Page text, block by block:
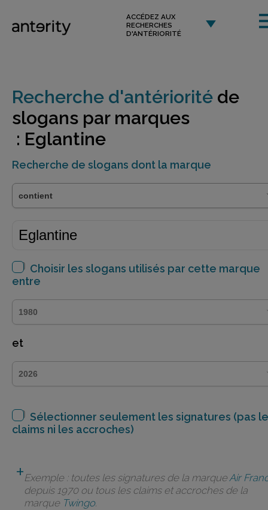
ACCÉDEZ AUX
RECHERCHES
D'ANTÉRIORITÉ
Recherche d'antériorité de
slogans par marques
: Eglantine
Recherche de slogans dont la marque
Choisir les slogans utilisés par cette marque
entre
et
Sélectionner seulement les signatures (pas
claims ni les accroches)
Exemple : toutes les signatures de la marqueAir
depuis 1970 ou tous les claims et accroches de la
marque Twingo.